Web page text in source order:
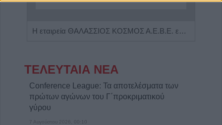
Η εταιρεία ΘΑΛΑΣΣΙΟΣ ΚΟΣΜΟΣ Α.Ε.Β.Ε. επιθυμεί να προσλάβει Αποθηκάριο
ΤΕΛΕΥΤΑΙΑ ΝΕΑ
Conference League: Τα αποτελέσματα των
πρώτων αγώνων του Γ΄προκριματικού
γύρου
7 Αυγούστου 2026, 00:10